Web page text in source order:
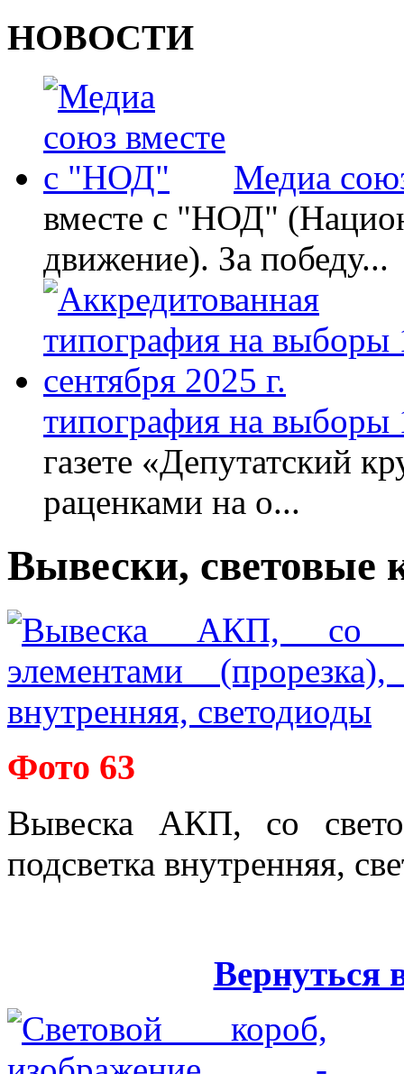
НОВОСТИ
Медиа
вместе с "НОД"
движение). За победу...
типография на выборы
газете «Депутатский
раценками на о...
Вывески, световые
Фото 63
Вывеска АКП, со
подсветка внутренняя,
Вернуться